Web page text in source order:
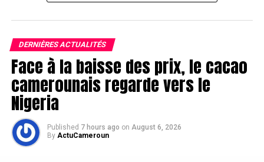
DERNIÈRES ACTUALITÉS
Face à la baisse des prix, le cacao
camerounais regarde vers le
Nigeria
Published 7 hours ago on August 6, 2026
By ActuCameroun